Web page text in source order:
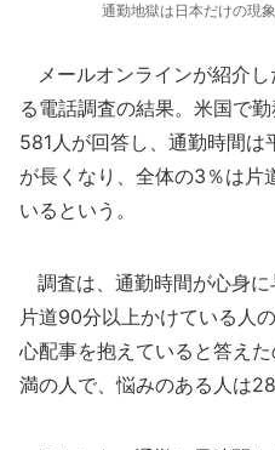
通勤地獄は日本だけの現
メールオンラインが紹介し
る電話調査の結果。米国で
581人が回答し、通勤時間
が長くなり、全体の3％は片
いるという。
調査は、通勤時間が心身に
片道90分以上かけている人
心配事を抱えていると答え
満の人で、悩みのある人は